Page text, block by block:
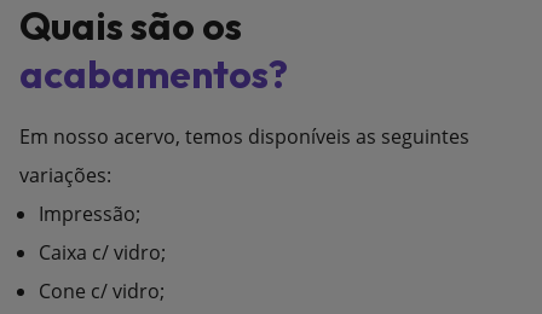
Quais são os
acabamentos?
Em nosso acervo, temos disponíveis as seguintes
variações:
Impressão;
Caixa c/ vidro;
Cone c/ vidro;